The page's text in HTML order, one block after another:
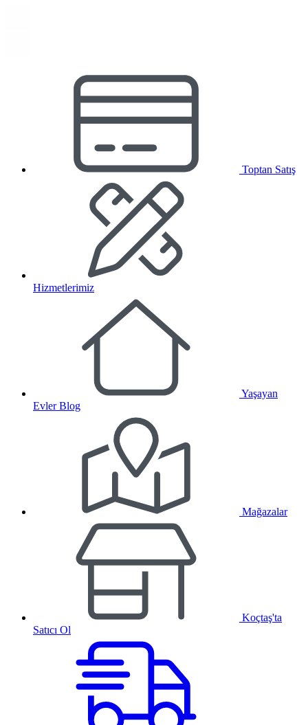
Toptan Satış
Hizmetlerimiz
Yaşayan
Evler Blog
Mağazalar
Koçtaş'ta
Satıcı Ol